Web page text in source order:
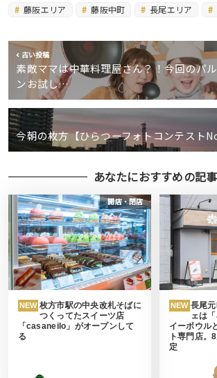
藤阪エリア
藤阪中町 長尾エリア
古い投稿
素敵ママは中華料理屋さん？！今回のパ
ンお試し…
今朝の枚方【ひらつーフォトコンテスト
あなたにおすすめの記事
開店・閉店
NEW 枚方市駅の中央改札そばに
つくってたスイーツ店
「casaneilo」がオープンして
る
NEW 長尾
ェは
イーボウル
ト専門店。
定